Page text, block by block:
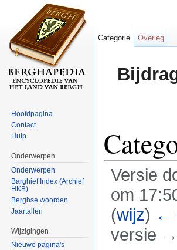
Versie
om
(wijz) ←
versie
Categorie Overleg
Hoofdpagina
Contact
Hulp
Onderwerpen
Onderwerpen
Barghief Index (Archief
HKB)
Berghse woorden
Jaartallen
Wijzigingen
Nieuwe pagina's